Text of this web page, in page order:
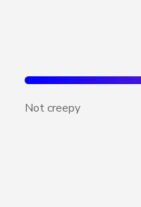
Not creepy